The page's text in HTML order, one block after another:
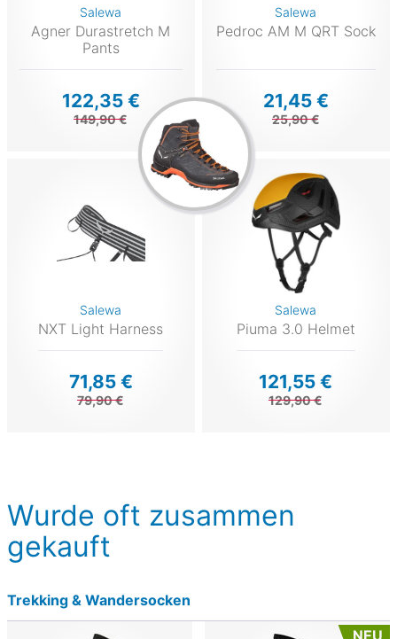
Salewa
Agner Durastretch M
Pants
122,35 €
149,90 €
Salewa
Pedroc AM M QRT Sock
21,45 €
25,90 €
Salewa
NXT Light Harness
71,85 €
79,90 €
Salewa
Piuma 3.0 Helmet
121,55 €
129,90 €
Wurde oft zusammen
gekauft
Trekking & Wandersocken
NEU